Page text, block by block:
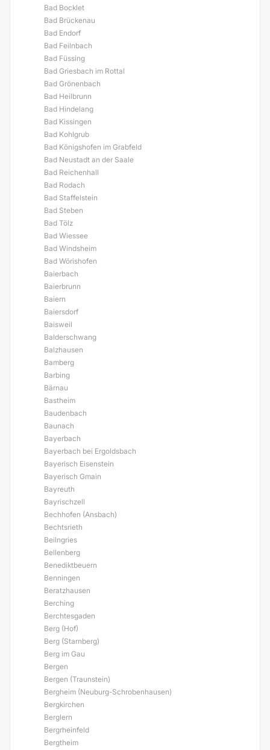
Bad Bocklet
Bad Brückenau
Bad Endorf
Bad Feilnbach
Bad Füssing
Bad Griesbach im Rottal
Bad Grönenbach
Bad Heilbrunn
Bad Hindelang
Bad Kissingen
Bad Kohlgrub
Bad Königshofen im Grabfeld
Bad Neustadt an der Saale
Bad Reichenhall
Bad Rodach
Bad Staffelstein
Bad Steben
Bad Tölz
Bad Wiessee
Bad Windsheim
Bad Wörishofen
Baierbach
Baierbrunn
Baiern
Baiersdorf
Baisweil
Balderschwang
Balzhausen
Bamberg
Barbing
Bärnau
Bastheim
Baudenbach
Baunach
Bayerbach
Bayerbach bei Ergoldsbach
Bayerisch Eisenstein
Bayerisch Gmain
Bayreuth
Bayrischzell
Bechhofen (Ansbach)
Bechtsrieth
Beilngries
Bellenberg
Benediktbeuern
Benningen
Beratzhausen
Berching
Berchtesgaden
Berg (Hof)
Berg (Starnberg)
Berg im Gau
Bergen
Bergen (Traunstein)
Bergheim (Neuburg-Schrobenhausen)
Bergkirchen
Berglern
Bergrheinfeld
Bergtheim